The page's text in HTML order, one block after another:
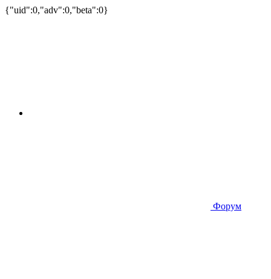
{"uid":0,"adv":0,"beta":0}
Форум